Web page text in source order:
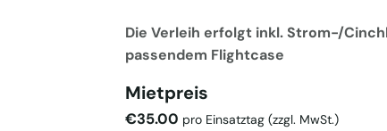
Die Verleih erfolgt inkl. Strom-/
passendem Flightcase
Mietpreis
€35.00 pro Einsatztag (zzgl. MwSt.)